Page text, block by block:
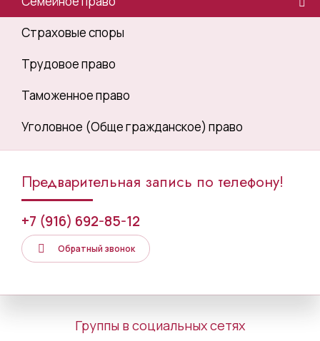
Страховые споры
Трудовое право
Таможенное право
Уголовное (Обще гражданское) право
Предварительная запись по телефону!
+7 (916) 692-85-12
Обратный звонок
Группы в социальных сетях